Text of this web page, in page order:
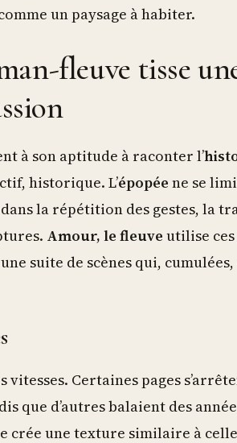
un paysage à habiter.
fleuve tisse
à son aptitude à raconter l’
historique. L’épopée ne se
la répétition des gestes, la
Amour, le fleuve utilise
suite de scènes qui,
vitesses. Certaines pages
que d’autres balaient des
crée une texture similaire à celle